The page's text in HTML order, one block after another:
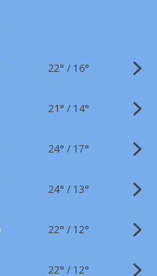
22° / 16°
21° / 14°
24° / 17°
24° / 13°
22° / 12°
22° / 12°